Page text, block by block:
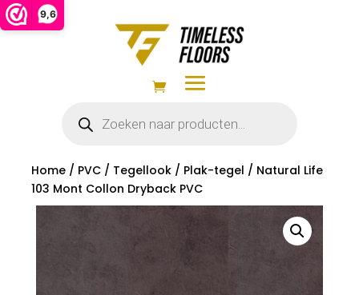
9,6
zoeken
Home/ PVC/ Tegellook/ Plak-tegel / Natural Life
103 Mont Collon Dryback PVC